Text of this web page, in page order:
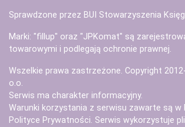
Sprawdzone przez BUI Stowarzyszenia
Marki: "fillup" oraz "JPKomat" są
towarowymi i podlegają ochronie prawnej.
Wszelkie prawa zastrzeżone. Copyright
o.o.
Serwis ma charakter informacyjny.
Warunki korzystania z serwisu zawarte są w
Polityce Prywatności. Serwis wykorzystuje